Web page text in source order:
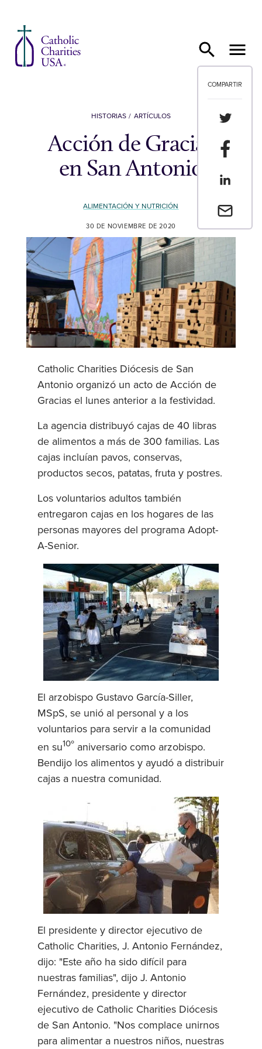
COMPARTIR
Envia un
HISTORIAS ARTÍCULOS
Acción de Gracias
en San Antonio
ALIMENTACIÓN Y NUTRICIÓN
30 DE NOVIEMBRE DE 2020
Catholic Charities Diócesis de San
Antonio organizó un acto de Acción de
Gracias el lunes anterior a la festividad.
La agencia distribuyó cajas de 40 libras
de alimentos a más de 300 familias. Las
cajas incluían pavos, conservas,
productos secos, patatas, fruta y postres.
Los voluntarios adultos también
entregaron cajas en los hogares de las
personas mayores del programa Adopt-
A-Senior.
El arzobispo Gustavo García-Siller,
MSpS, se unió al personal y a los
voluntarios para servir a la comunidad
en su10º aniversario como arzobispo.
Bendijo los alimentos y ayudó a distribuir
cajas a nuestra comunidad.
El presidente y director ejecutivo de
Catholic Charities, J. Antonio Fernández,
dijo: "Este año ha sido difícil para
nuestras familias", dijo J. Antonio
Fernández, presidente y director
ejecutivo de Catholic Charities Diócesis
de San Antonio. "Nos complace unirnos
para alimentar a nuestros niños, nuestras